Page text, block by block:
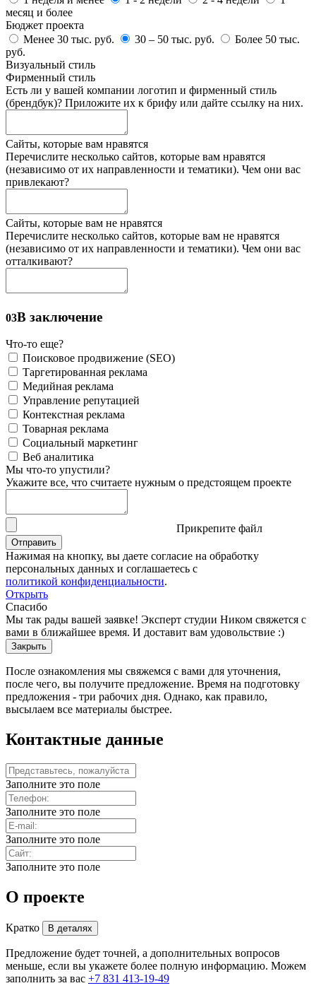
месяц и более
Бюджет проекта
Менее 30 тыс. руб.
30 – 50 тыс. руб.
Более 50 тыс.
руб.
Визуальный стиль
Фирменный стиль
Есть ли у вашей компании логотип и фирменный стиль
(брендбук)? Приложите их к брифу или дайте ссылку на них.
Сайты, которые вам нравятся
Перечислите несколько сайтов, которые вам нравятся
(независимо от их направленности и тематики). Чем они вас
привлекают?
Сайты, которые вам не нравятся
Перечислите несколько сайтов, которые вам не нравятся
(независимо от их направленности и тематики). Чем они вас
отталкивают?
03В заключение
Что-то еще?
Поисковое продвижение (SEO)
Таргетированная реклама
Медийная реклама
Управление репутацией
Контекстная реклама
Товарная реклама
Социальный маркетинг
Веб аналитика
Мы что-то упустили?
Укажите все, что считаете нужным о предстоящем проекте
Прикрепите файл
Нажимая на кнопку, вы даете согласие на обработку
персональных данных и соглашаетесь с
политикой конфиденциальности.
Открыть
Спасибо
Мы так рады вашей заявке! Эксперт студии Ником свяжется с
вами в ближайшее время. И доставит вам удовольствие :)
Закрыть
После ознакомления мы свяжемся с вами для уточнения,
после чего, вы получите предложение. Время на подготовку
предложения - три рабочих дня. Однако, как правило,
высылаем все материалы быстрее.
Контактные данные
Заполните это поле
Заполните это поле
Заполните это поле
Заполните это поле
О проекте
Кратко В деталях
Предложение будет точней, а дополнительных вопросов
меньше, если вы укажете более полную информацию. Можем
заполнить за вас +7 831 413-19-49